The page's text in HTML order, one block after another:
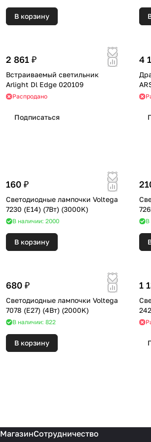
В корзину
2 861 ₽
Встраиваемый светильник
Arlight Dl Edge 020109
Распродано
Подписаться
4
160 ₽
Светодиодные лампочки Voltega
7230 (E14) (7Вт) (3000K)
В наличии: 2000
В корзину
В
680 ₽
Светодиодные лампочки Voltega
7078 (E27) (4Вт) (2000K)
В наличии: 822
В корзину
1
МагазинСотрудничество